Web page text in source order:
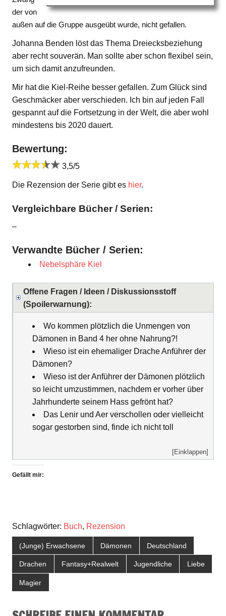
der von
außen auf die Gruppe ausgeübt wurde, nicht gefallen.
Johanna Benden löst das Thema Dreiecksbeziehung
aber recht souverän. Man sollte aber schon flexibel sein,
um sich damit anzufreunden.
Mir hat die Kiel-Reihe besser gefallen. Zum Glück sind
Geschmäcker aber verschieden. Ich bin auf jeden Fall
gespannt auf die Fortsetzung in der Welt, die aber wohl
mindestens bis 2020 dauert.
Bewertung:
3,5/5
Die Rezension der Serie gibt es hier.
Vergleichbare Bücher / Serien:
–
Verwandte Bücher / Serien:
Nebelsphäre Kiel
Offene Fragen / Ideen / Diskussionsstoff
(Spoilerwarnung):
Wo kommen plötzlich die Unmengen von
Dämonen in Band 4 her ohne Nahrung?!
Wieso ist ein ehemaliger Drache Anführer der
Dämonen?
Wieso ist der Anführer der Dämonen plötzlich
so leicht umzustimmen, nachdem er vorher über
Jahrhunderte seinem Hass gefrönt hat?
Das Lenir und Aer verschollen oder vielleicht
sogar gestorben sind, finde ich nicht toll
[Einklappen]
Gefällt mir:
Schlagwörter: Buch, Rezension
(Junge) Erwachsene Dämonen Deutschland
Drachen Fantasy+Realwelt Jugendliche Liebe
Magier